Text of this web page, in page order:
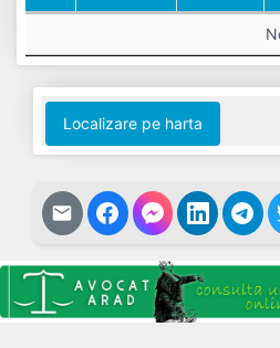
Afaceri
Net
Localizare pe harta